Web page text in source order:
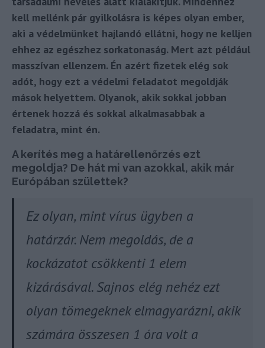
kell mellénk pár gyilkolásra is képes olyan ember,
aki a védelmünket hajlandó ellátni, hogy ne kelljen
ehhez az egészhez sorkatonaság. Mert azt például
masszívan ellenzem. Én azért fizetek elég sok
adót, hogy ezt a védelmi feladatot megoldják
mások helyettem. Olyanok, akik sokkal jobban
értenek hozzá és sokkal alkalmasabbak a
feladatra, mint én.
A kerítés meg a határellenőrzés ezt
megoldja? De hát mi van azokkal, akik már
Európában születtek?
Ez olyan, mint vírus ügyben a
határzár. Nem megoldás, de a
kockázatot csökkenti 1 elem
kizárásával. Sajnos elég nehéz ezt
olyan tömegeknek elmagyarázni, akik
számára összesen 1 óra volt a